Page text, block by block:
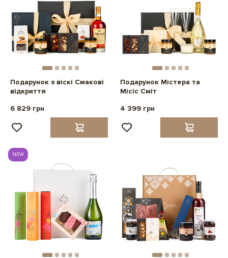
Подарунок з віскі Смакові
відкриття
6 829 грн
Подарунок Містера та
Місіс Сміт
4 399 грн
NEW